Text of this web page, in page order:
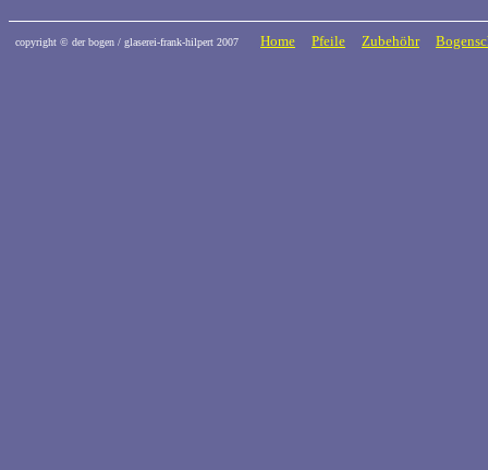
copyright © der bogen / glaserei-frank-hilpert 2007 Home Pfeile Zubehöhr